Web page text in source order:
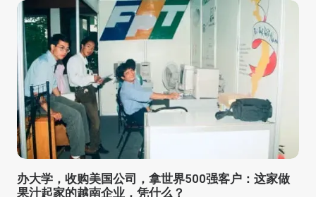
办大学，收购美国公司，拿世界500强客户：这家做
果汁起家的越南企业，凭什么？